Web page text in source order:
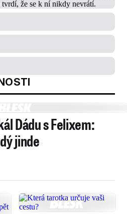
Dádu s Felixem:
jinde